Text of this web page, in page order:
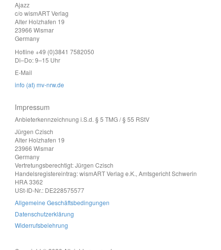
Ajazz
c/o wismART Verlag
Alter Holzhafen 19
23966 Wismar
Germany
Hotline +49 (0)3841 7582050
Di–Do: 9–15 Uhr
E-Mail
info (at) mv-nrw.de
Impressum
Anbieterkennzeichnung i.S.d. § 5 TMG / § 55 RStV
Jürgen Czisch
Alter Holzhafen 19
23966 Wismar
Germany
Vertretungsberechtigt: Jürgen Czisch
Handelsregistereintrag: wismART Verlag e.K., Amtsgericht Schwerin
HRA 3362
USt-ID-Nr.: DE228575577
Allgemeine Geschäftsbedingungen
Datenschutzerklärung
Widerrufsbelehrung